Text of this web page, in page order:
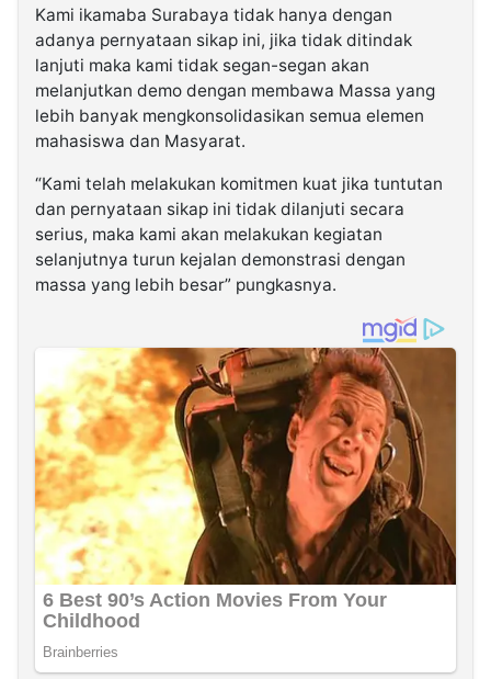
Kami ikamaba Surabaya tidak hanya dengan
adanya pernyataan sikap ini, jika tidak ditindak
lanjuti maka kami tidak segan-segan akan
melanjutkan demo dengan membawa Massa yang
lebih banyak mengkonsolidasikan semua elemen
mahasiswa dan Masyarat.
“Kami telah melakukan komitmen kuat jika tuntutan
dan pernyataan sikap ini tidak dilanjuti secara
serius, maka kami akan melakukan kegiatan
selanjutnya turun kejalan demonstrasi dengan
massa yang lebih besar” pungkasnya.